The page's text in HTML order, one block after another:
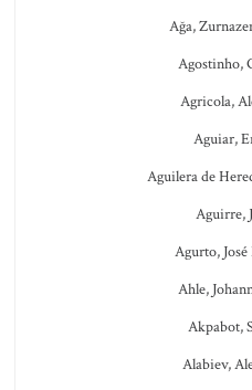
Ağa,
Agostinho,
Agricola,
Aguiar,
Aguilera de
Aguirre,
Agurto, José
Ahle,
Akpabot,
Alabiev,